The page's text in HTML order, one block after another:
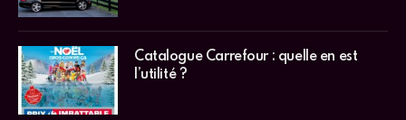
Catalogue Carrefour : quelle en est
l’utilité ?